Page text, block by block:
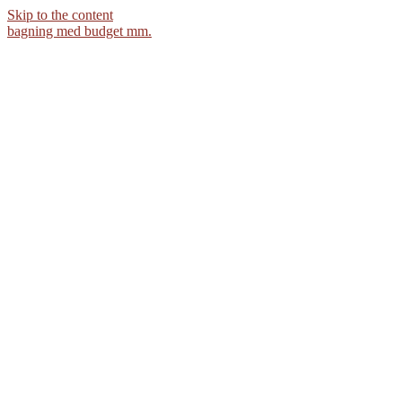
Skip to the content
bagning med budget mm.